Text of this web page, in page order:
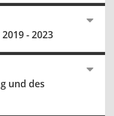
- 2023
und des